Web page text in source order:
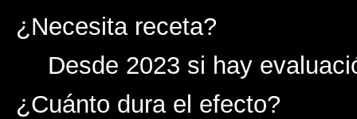
¿Necesita receta?
Desde 2023 si hay
¿Cuánto dura el efecto?